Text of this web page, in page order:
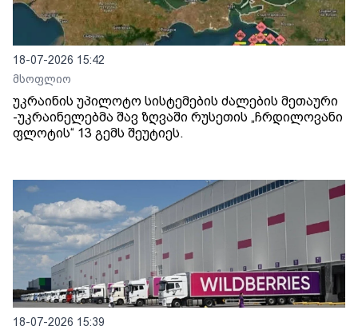
18-07-2026 15:42
მსოფლიო
უკრაინის უპილოტო სისტემების ძალების მეთაური
-უკრაინელებმა შავ ზღვაში რუსეთის „ჩრდილოვანი
ფლოტის“ 13 გემს შეუტიეს.
18-07-2026 15:39